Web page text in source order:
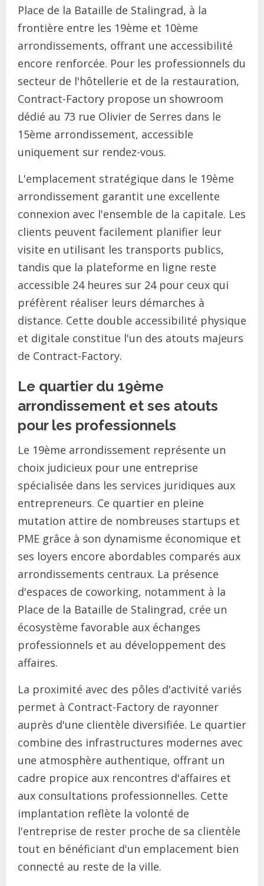
Place de la Bataille de Stalingrad, à la
frontière entre les 19ème et 10ème
arrondissements, offrant une accessibilité
encore renforcée. Pour les professionnels du
secteur de l'hôtellerie et de la restauration,
Contract-Factory propose un showroom
dédié au 73 rue Olivier de Serres dans le
15ème arrondissement, accessible
uniquement sur rendez-vous.
L'emplacement stratégique dans le 19ème
arrondissement garantit une excellente
connexion avec l'ensemble de la capitale. Les
clients peuvent facilement planifier leur
visite en utilisant les transports publics,
tandis que la plateforme en ligne reste
accessible 24 heures sur 24 pour ceux qui
préfèrent réaliser leurs démarches à
distance. Cette double accessibilité physique
et digitale constitue l'un des atouts majeurs
de Contract-Factory.
Le quartier du 19ème
arrondissement et ses atouts
pour les professionnels
Le 19ème arrondissement représente un
choix judicieux pour une entreprise
spécialisée dans les services juridiques aux
entrepreneurs. Ce quartier en pleine
mutation attire de nombreuses startups et
PME grâce à son dynamisme économique et
ses loyers encore abordables comparés aux
arrondissements centraux. La présence
d'espaces de coworking, notamment à la
Place de la Bataille de Stalingrad, crée un
écosystème favorable aux échanges
professionnels et au développement des
affaires.
La proximité avec des pôles d'activité variés
permet à Contract-Factory de rayonner
auprès d'une clientèle diversifiée. Le quartier
combine des infrastructures modernes avec
une atmosphère authentique, offrant un
cadre propice aux rencontres d'affaires et
aux consultations professionnelles. Cette
implantation reflète la volonté de
l'entreprise de rester proche de sa clientèle
tout en bénéficiant d'un emplacement bien
connecté au reste de la ville.